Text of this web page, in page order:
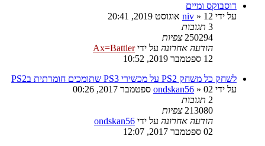
דוסבוקס ומיים
על ידי
niv » 12 אוגוסט 2019, 20:41
3 תגובות
250294 צפיות
הודעה אחרונה על ידיAx=Battler
12 ספטמבר 2019, 10:52
לשחק כל משחק PS2 על מכשירי PS3 שתומכים חומרתית בPS2
על ידי
ondskan56 » 02 ספטמבר 2017, 00:26
2 תגובות
213080 צפיות
הודעה אחרונה על ידי ondskan56
02 ספטמבר 2017, 12:07